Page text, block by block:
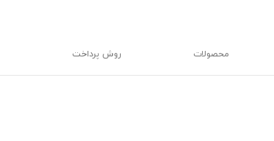
محصولات روش پرداخت